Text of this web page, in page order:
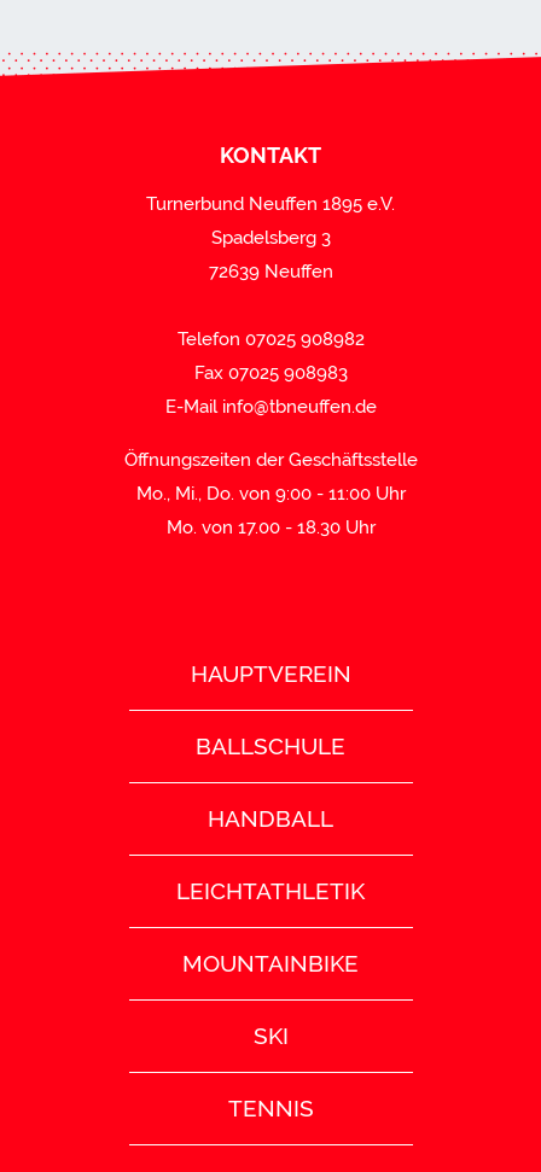
KONTAKT
Turnerbund Neuffen 1895 e.V.
Spadelsberg 3
72639 Neuffen
Telefon 07025 908982
Fax 07025 908983
E-Mail info@tbneuffen.de
Öffnungszeiten der Geschäftsstelle
Mo., Mi., Do. von 9:00 - 11:00 Uhr
Mo. von 17.00 - 18.30 Uhr
HAUPTVEREIN
BALLSCHULE
HANDBALL
LEICHTATHLETIK
MOUNTAINBIKE
SKI
TENNIS